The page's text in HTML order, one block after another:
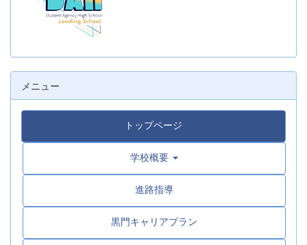
メニュー
トップページ
学校概要
進路指導
黒門キャリアプラン